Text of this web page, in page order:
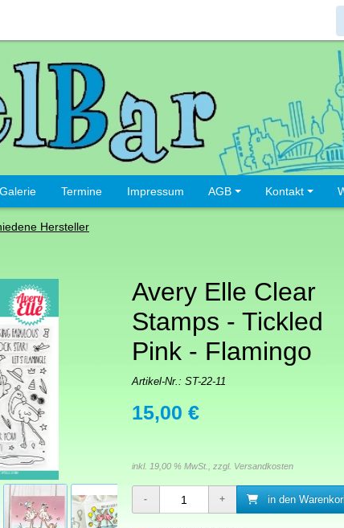
Galerie Termine Impressum AGB Kontakt
Hersteller
Avery Elle Clear
Stamps - Tickled
Pink - Flamingo
Artikel-Nr.: ST-22-11
15,00 €
inkl. 19,00 % MwSt., zzgl. Versandkosten
in den